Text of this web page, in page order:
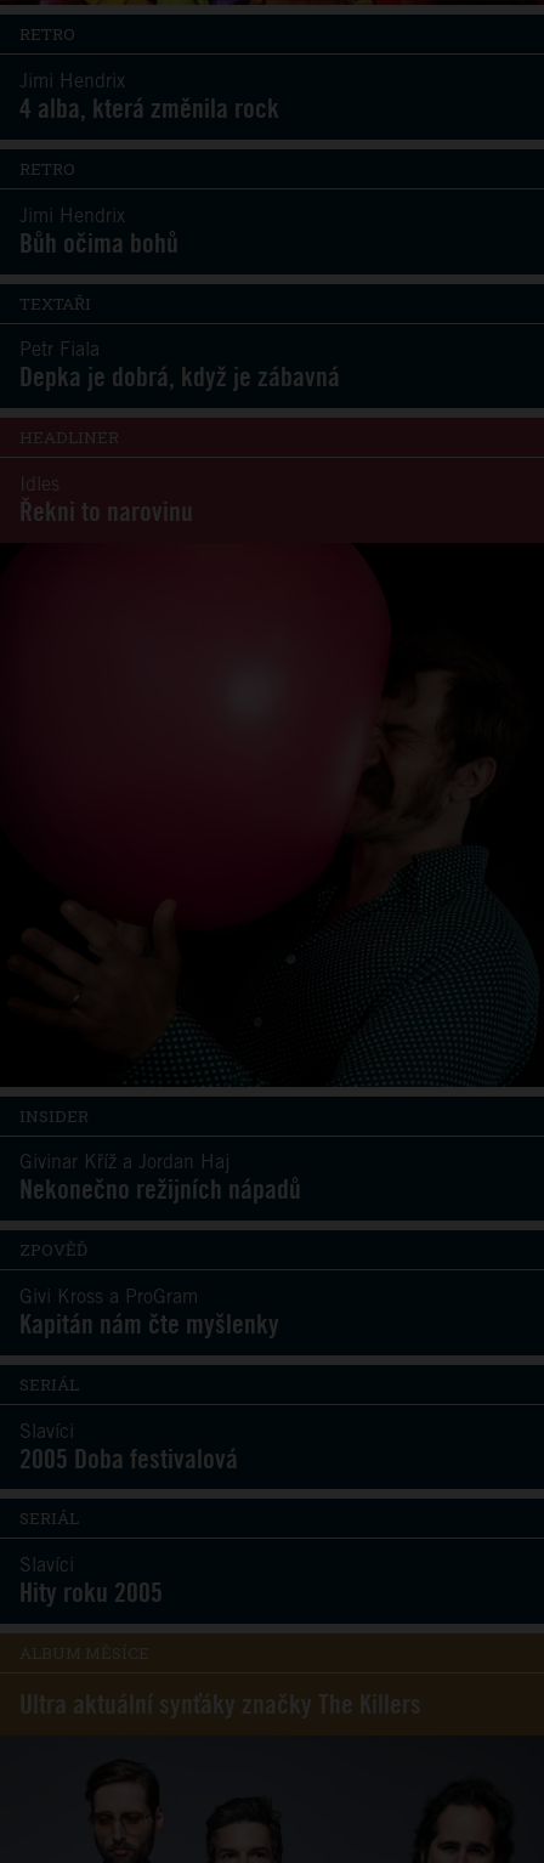
RETRO
Jimi Hendrix
4 alba, která změnila rock
RETRO
Jimi Hendrix
Bůh očima bohů
TEXTAŘI
Petr Fiala
Depka je dobrá, když je zábavná
HEADLINER
Idles
Řekni to narovinu
INSIDER
Givinar Kříž a Jordan Haj
Nekonečno režijních nápadů
ZPOVĚĎ
Givi Kross a ProGram
Kapitán nám čte myšlenky
SERIÁL
Slavíci
2005 Doba festivalová
SERIÁL
Slavíci
Hity roku 2005
ALBUM MĚSÍCE
Ultra aktuální synťáky značky The Killers